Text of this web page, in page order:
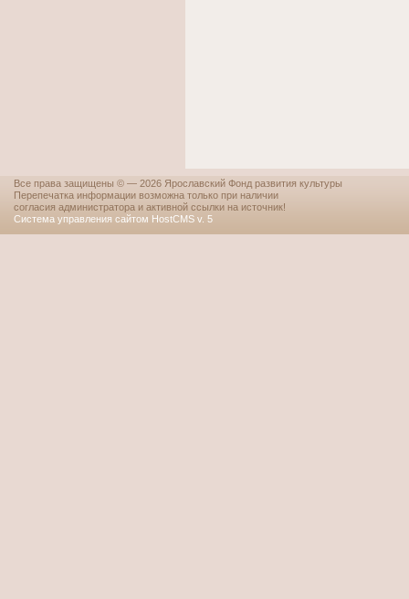
Все права защищены © — 2026 Ярославский Фонд развития культуры
Перепечатка информации возможна только при наличии
согласия администратора и активной ссылки на источник!
Система управления сайтом HostCMS v. 5